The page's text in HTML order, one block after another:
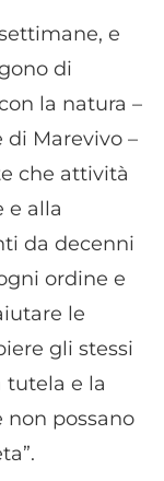
e
di
la natura –
di Marevivo –
che attività
e alla
da decenni
ordine e
le
gli stessi
tutela e la
non possano